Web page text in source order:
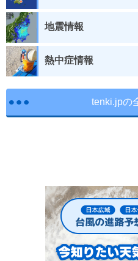
地震情報
熱中症情報
tenki.jpの